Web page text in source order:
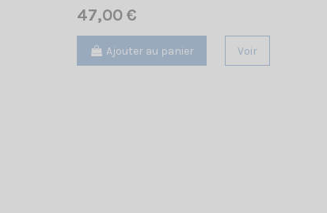
47,00 €
Ajouter au panier Voir